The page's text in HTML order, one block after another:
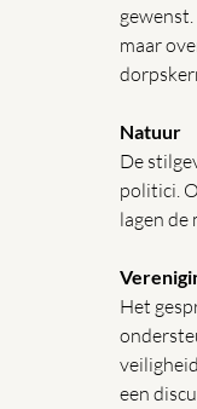
maar
Natuur
De
politici.
lagen de
Het
een